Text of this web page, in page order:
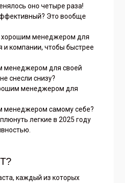
оно четыре раза!
Это вообще
хорошим менеджером для
и компании, чтобы быстрее
менеджером для своей
снесли снизу?
менеджером для
менеджером самому себе?
легкие в 2025 году
каждый из которых